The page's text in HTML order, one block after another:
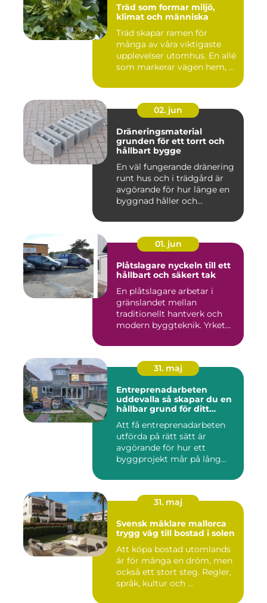
Träd som formar miljö,
klimat och människa
Träd skapar ramen för
många av våra viktigaste
upplevelser utomhus. En allé
som markerar vägen hem, ...
02. jun
Dräneringsmaterial
grunden för ett torrt och
hållbart bygge
En väl fungerande dränering
runt hus och i trädgård är
avgörande för hur länge en
byggnad håller och...
01. jun
Plåtslagare nyckeln till ett
hållbart och säkert tak
En plåtslagare arbetar i
gränslandet mellan
traditionellt hantverk och
modern byggteknik. Yrket
31. maj
Entreprenadarbeten
uddevalla så skapar du en
hållbar grund för ditt
Att få entreprenadarbeten
utförda på rätt sätt är
avgörande för hur ett
byggprojekt mår på lång
31. maj
Svensk mäklare mallorca
trygg väg till bostad i solen
Att köpa bostad utomlands
är för många en dröm, men
också ett stort steg. Regler,
språk, kultur och ...